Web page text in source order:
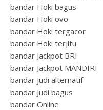
bandar Hoki bagus
bandar Hoki ovo
bandar Hoki tergacor
bandar Hoki terjitu
bandar Jackpot BRI
bandar Jackpot MANDIRI
bandar Judi alternatif
bandar Judi bagus
bandar Online